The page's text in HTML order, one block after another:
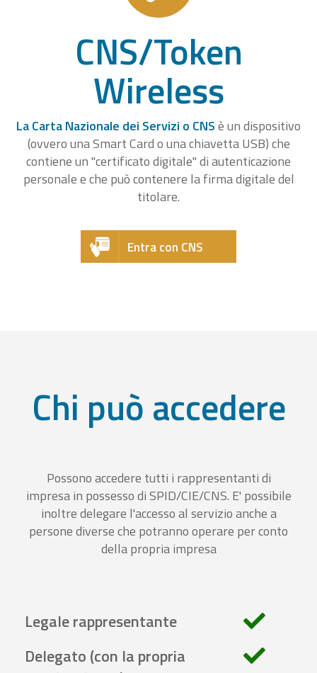
CNS/Token
Wireless
La Carta Nazionale dei Servizi o CNSè un dispositivo
(ovvero una Smart Card o una chiavetta USB) che
contiene un "certificato digitale" di autenticazione
personale e che può contenere la firma digitale del
titolare.
Entra con CNS
Chi può accedere
Possono accedere tutti i rappresentanti di
impresa in possesso di SPID/CIE/CNS. E' possibile
inoltre delegare l'accesso al servizio anche a
persone diverse che potranno operare per conto
della propria impresa
Legale rappresentante
Delegato (con la propria